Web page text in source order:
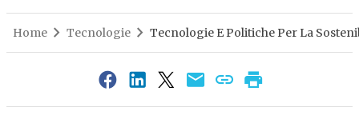
Home Tecnologie Tecnologie E Politiche Per La